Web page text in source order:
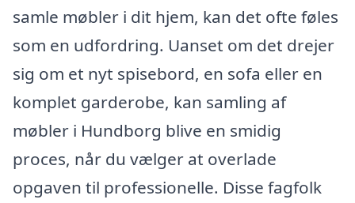
samle møbler i dit hjem, kan det ofte føles
som en udfordring. Uanset om det drejer
sig om et nyt spisebord, en sofa eller en
komplet garderobe, kan samling af
møbler i Hundborg blive en smidig
proces, når du vælger at overlade
opgaven til professionelle. Disse fagfolk